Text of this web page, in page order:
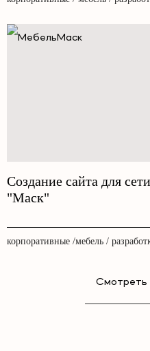
Создание сайта для
"Маск"
корпоративные /мебель /
Смотреть